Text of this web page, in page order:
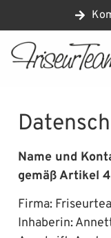
Name und
gemäß Artikel 4
Firma:
Inhaberin: